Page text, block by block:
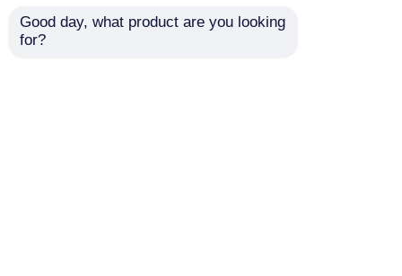
Good day, what product are you looking
for?